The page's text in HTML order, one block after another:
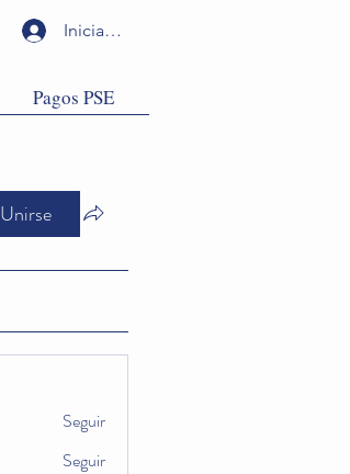
Pagos PSE
Iniciar sesión
Unirse
Seguir
Seguir